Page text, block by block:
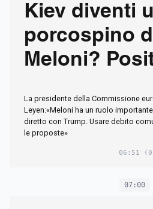
Kiev diventi
porcospino
Meloni?
La presidente della Commissione
Leyen:«Meloni ha un ruolo
diretto con Trump. Usare debito
le proposte»
06:51
07:00